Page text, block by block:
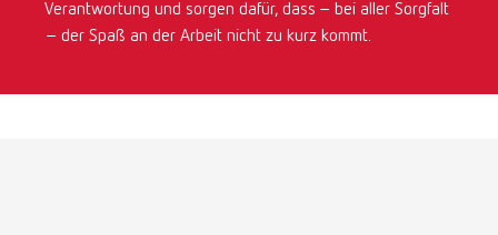
Verantwortung und sorgen dafür, dass – bei aller Sorgfalt
– der Spaß an der Arbeit nicht zu kurz kommt.